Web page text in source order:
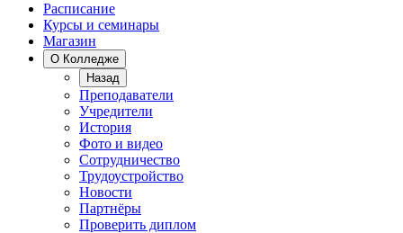
Расписание
Курсы и семинары
Магазин
О Колледже
Назад
Преподаватели
Учредители
История
Фото и видео
Сотрудничество
Трудоустройство
Новости
Партнёры
Проверить диплом